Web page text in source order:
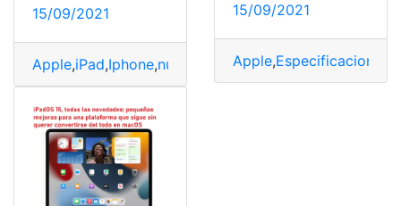
15/09/2021
Apple,iPad,Iphone,nuevo Tecnología
15/09/2021
Apple,Especificaciones